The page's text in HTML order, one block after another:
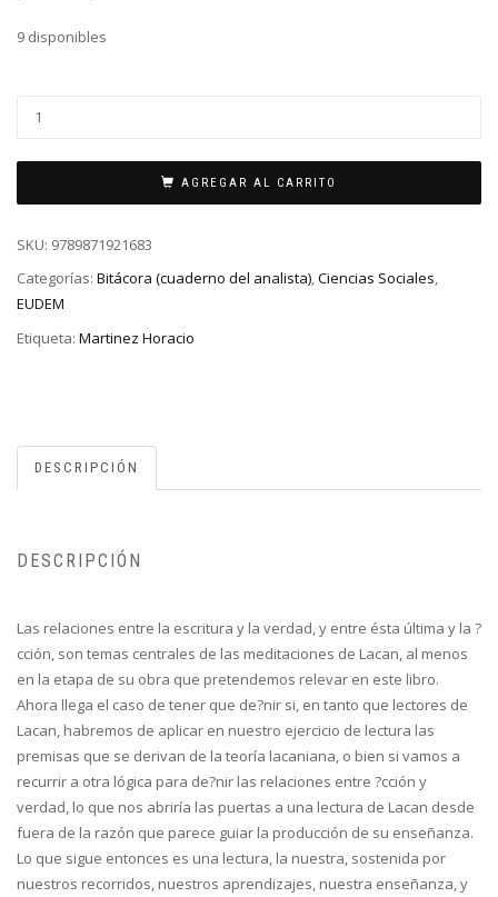
9 disponibles
AGREGAR AL CARRITO
SKU: 9789871921683
Categorías: Bitácora (cuaderno del analista),Ciencias Sociales,
EUDEM
Etiqueta: Martinez Horacio
DESCRIPCIÓN
DESCRIPCIÓN
Las relaciones entre la escritura y la verdad, y entre ésta última y la ?
cción, son temas centrales de las meditaciones de Lacan, al menos
en la etapa de su obra que pretendemos relevar en este libro.
Ahora llega el caso de tener que de?nir si, en tanto que lectores de
Lacan, habremos de aplicar en nuestro ejercicio de lectura las
premisas que se derivan de la teoría lacaniana, o bien si vamos a
recurrir a otra lógica para de?nir las relaciones entre ?cción y
verdad, lo que nos abriría las puertas a una lectura de Lacan desde
fuera de la razón que parece guiar la producción de su enseñanza.
Lo que sigue entonces es una lectura, la nuestra, sostenida por
nuestros recorridos, nuestros aprendizajes, nuestra enseñanza, y